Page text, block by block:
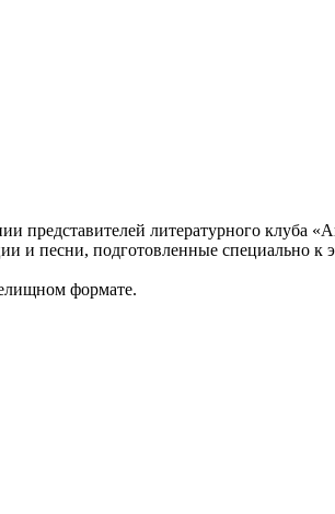
представителей литературного клуба
и песни, подготовленные специально к
формате.